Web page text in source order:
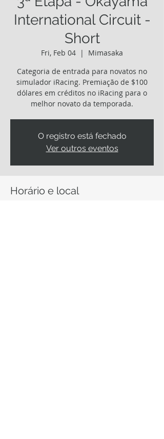
International Circuit -
Short
Fri, Feb 04
  |
Mimasaka
Categoria de entrada para novatos no
simulador iRacing. Premiação de $100
dólares em créditos no iRacing para o
melhor novato da temporada.
O registro está fechado
Ver outros eventos
Horário e local